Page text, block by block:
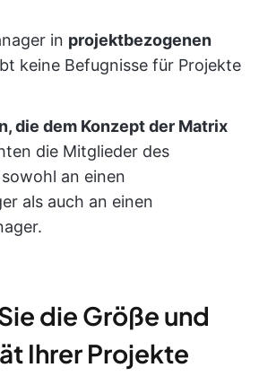
in projektbezogenen
keine Befugnisse für Projekte
die dem Konzept der Matrix
die Mitglieder des
an einen
als auch an einen
die Größe und
Ihrer Projekte